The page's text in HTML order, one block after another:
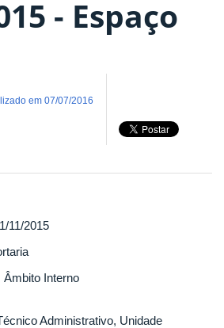
- Espaço
em 07/07/2016
11/2015
Âmbito Interno
Administrativo, Unidade